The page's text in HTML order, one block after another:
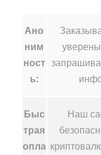
Ано
ним
ност
ь:
Быс
трая
опла
Наш